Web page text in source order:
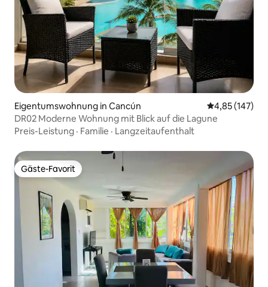
Eigentumswohnung in Cancún
4,85 (147)
DR02 Moderne Wohnung mit Blick auf die Lagune
Preis-Leistung · Familie · Langzeitaufenthalt
Gäste-Favorit
Gäste-Favorit